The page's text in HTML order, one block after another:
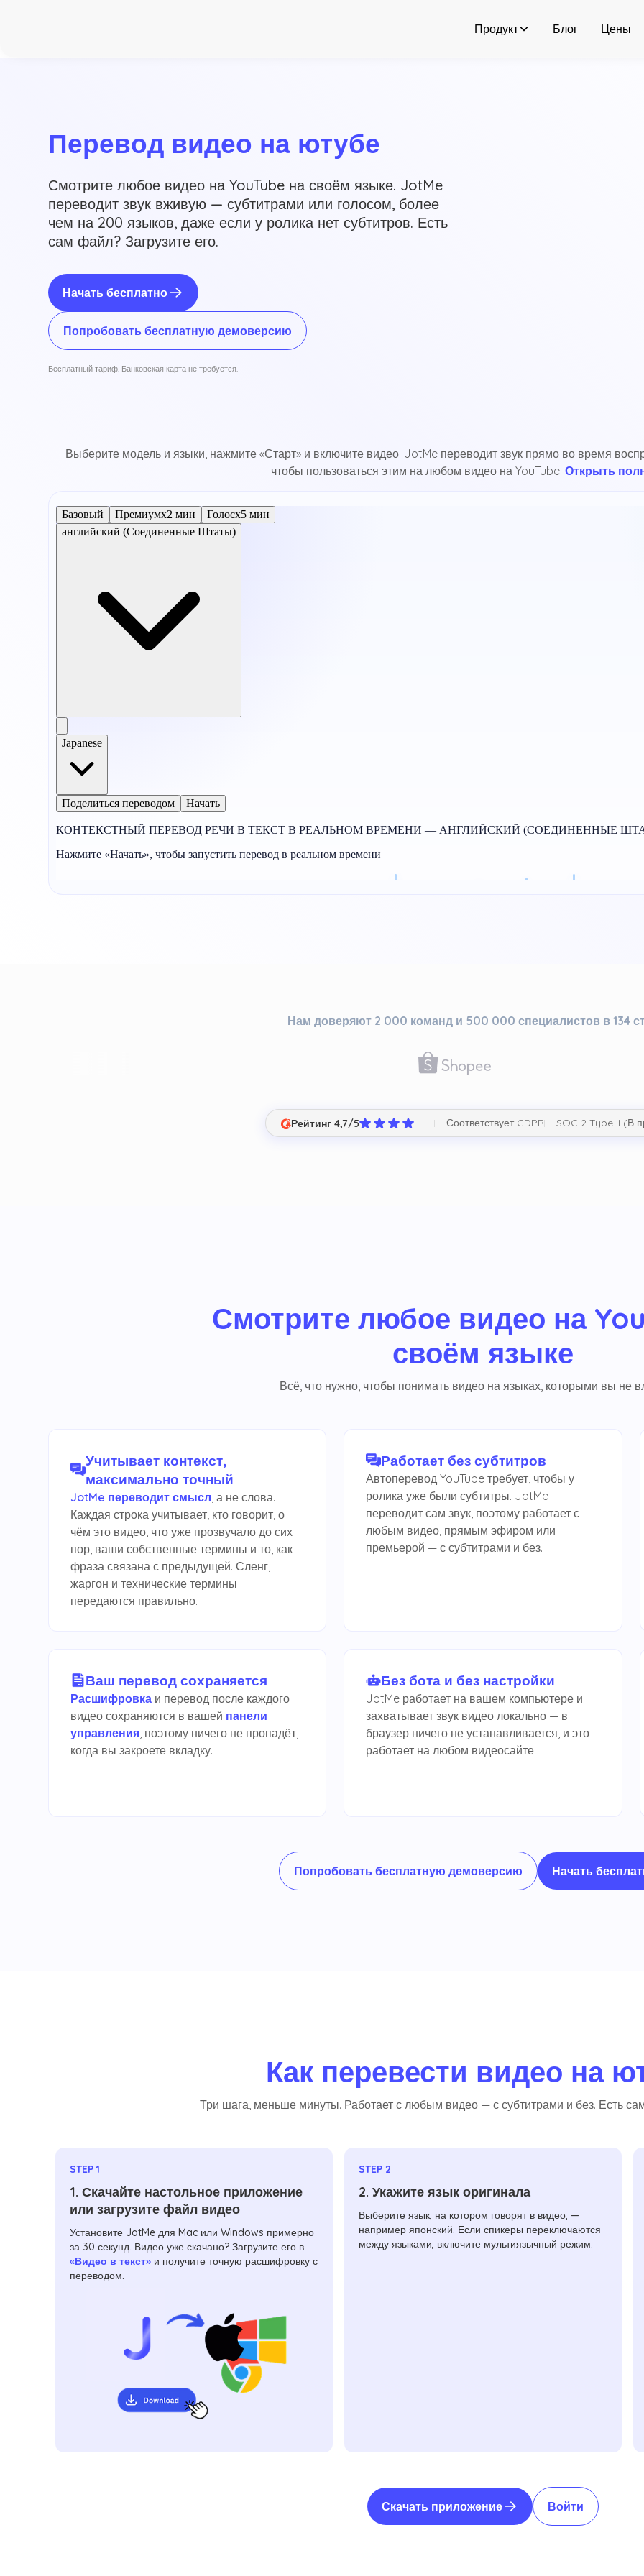
Продукт Блог Цены
Перевод видео на ютубе
Смотрите любое видео на YouTube на своём языке. JotMe
переводит звук вживую — субтитрами или голосом, более
чем на 200 языков, даже если у ролика нет субтитров. Есть
сам файл? Загрузите его.
Начать бесплатно
Попробовать бесплатную демоверсию
Бесплатный тариф. Банковская карта не требуется.
Выберите модель и языки, нажмите «Старт» и включите видео. JotMe переводит звук прямо во время
чтобы пользоваться этим на любом видео на YouTube. Открыть
Нам доверяют 2 000 команд и 500 000 специалистов в 134
Рейтинг 4,7/5 Соответствует GDPR SOC 2 Type II (В
Смотрите любое видео на
своём языке
Всё, что нужно, чтобы понимать видео на языках, которыми вы не
Учитывает контекст,
максимально точный
JotMe переводит смысл , а не слова.
Каждая строка учитывает, кто говорит, о
чём это видео, что уже прозвучало до сих
пор, ваши собственные термины и то, как
фраза связана с предыдущей. Сленг,
жаргон и технические термины
передаются правильно.
Работает без субтитров
Автоперевод YouTube требует, чтобы у
ролика уже были субтитры. JotMe
переводит сам звук, поэтому работает с
любым видео, прямым эфиром или
премьерой — с субтитрами и без.
Ваш перевод сохраняется
Расшифровка и перевод после каждого
видео сохраняются в вашей панели
управления , поэтому ничего не пропадёт,
когда вы закроете вкладку.
Без бота и без настройки
JotMe работает на вашем компьютере и
захватывает звук видео локально — в
браузер ничего не устанавливается, и это
работает на любом видеосайте.
Попробовать бесплатную демоверсию Начать
Как перевести видео на
Три шага, меньше минуты. Работает с любым видео — с субтитрами и без. Есть
STEP 1
1. Скачайте настольное приложение
или загрузите файл видео
Установите JotMe для Mac или Windows примерно
за 30 секунд. Видео уже скачано? Загрузите его в
«Видео в текст» и получите точную расшифровку с
переводом.
STEP 2
2. Укажите язык оригинала
Выберите язык, на котором говорят в видео, —
например японский. Если спикеры переключаются
между языками, включите мультиязычный режим.
Скачать приложение Войти